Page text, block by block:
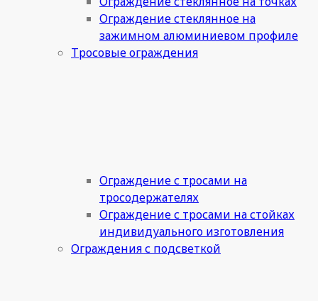
Ограждение стеклянное на
зажимном алюминиевом профиле
Тросовые ограждения
Ограждение с тросами на
тросодержателях
Ограждение с тросами на стойках
индивидуального изготовления
Ограждения с подсветкой